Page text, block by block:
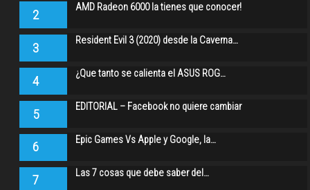
2 AMD Radeon 6000 la tienes que conocer!
3 Resident Evil 3 (2020) desde la Caverna…
4 ¿Que tanto se calienta el ASUS ROG…
5 EDITORIAL – Facebook no quiere cambiar
6 Epic Games Vs Apple y Google, la…
7 Las 7 cosas que debe saber del…